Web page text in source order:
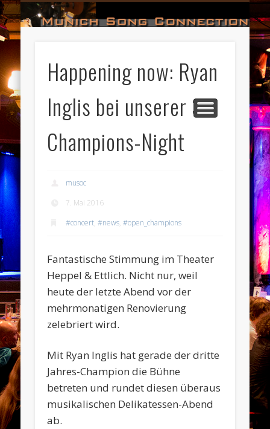
Happening now: Ryan
Inglis bei unserer 3-
Champions-Night
musoc
7. Mai 2016
#concert,#news,#open_champions
Fantastische Stimmung im Theater
Heppel & Ettlich. Nicht nur, weil
heute der letzte Abend vor der
mehrmonatigen Renovierung
zelebriert wird.
Mit Ryan Inglis hat gerade der dritte
Jahres-Champion die Bühne
betreten und rundet diesen überaus
musikalischen Delikatessen-Abend
ab.